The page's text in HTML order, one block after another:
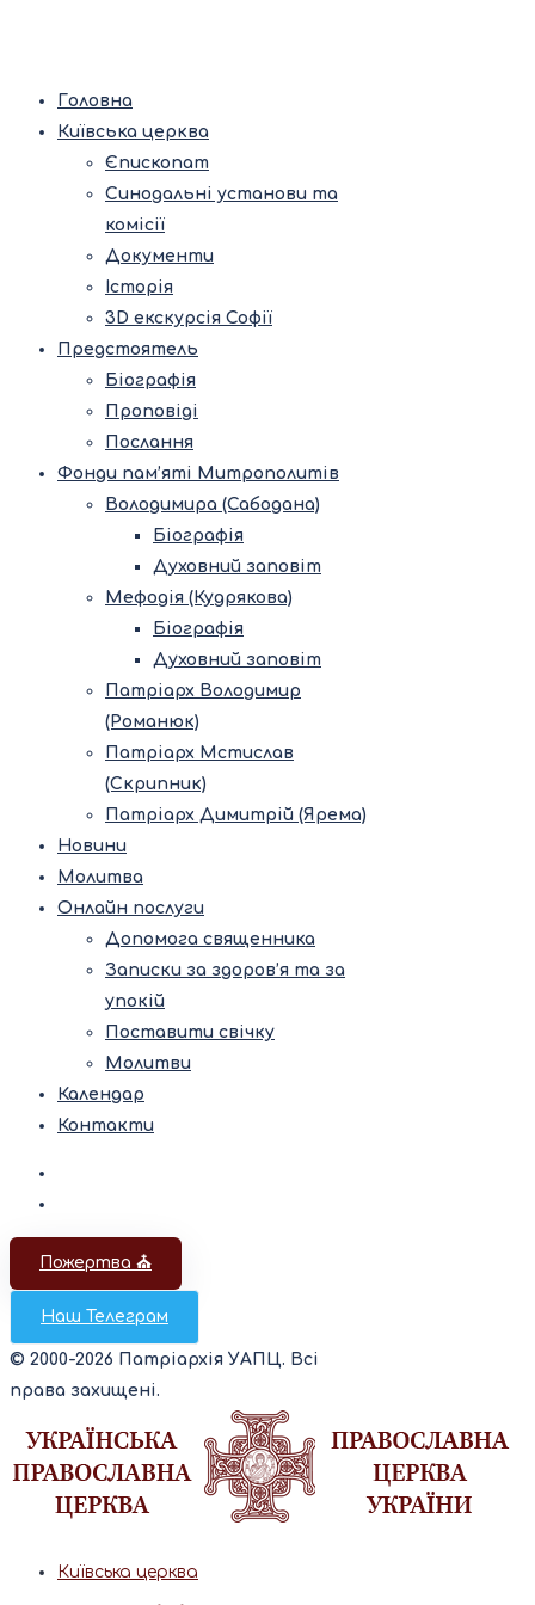
Головна
Київська церква
Єпископат
Синодальні установи та
комісії
Документи
Історія
3D екскурсія Софії
Предстоятель
Біографія
Проповіді
Послання
Фонди пам’яті Митрополитів
Володимира (Сабодана)
Біографія
Духовний заповіт
Мефодія (Кудрякова)
Біографія
Духовний заповіт
Патріарх Володимир
(Романюк)
Патріарх Мстислав
(Скрипник)
Патріарх Димитрій (Ярема)
Новини
Молитва
Онлайн послуги
Допомога священника
Записки за здоров’я та за
упокій
Поставити свічку
Молитви
Календар
Контакти
Пожертва ⛪️
Наш Телеграм
© 2000-2026 Патріархія УАПЦ. Всі
права захищені.
Київська церква